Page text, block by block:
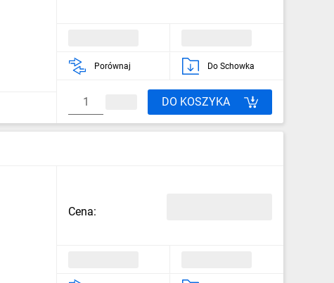
Porównaj Do Schowka
DO KOSZYKA
Cena: